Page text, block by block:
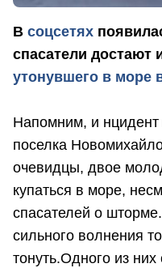
В соцсетях
спасатели
утонувшего в море
Напомним, и
поселка
очевидцы, двое
купаться в море,
спасателей о
сильного волнения
тонуть.Одного из